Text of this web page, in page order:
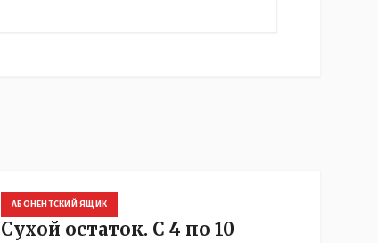
АБОНЕНТСКИЙ ЯЩИК
Сухой остаток. С 4 по 10